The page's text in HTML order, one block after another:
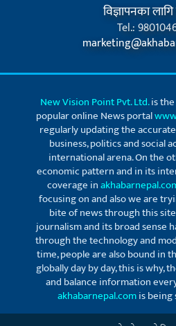
विज्ञापनका
Tel.:
New Vision Point Pvt. Ltd.is
popular online News portal
regularly updating the
business, politics and social
international arena. On the
economic pattern and in its
coverage in
focusing on and also we are
bite of news through this
journalism and its broad sense
through the technology and
time, people are also bound in
globally day by day, this is why,
and balance information
akhabarnepal.comis being